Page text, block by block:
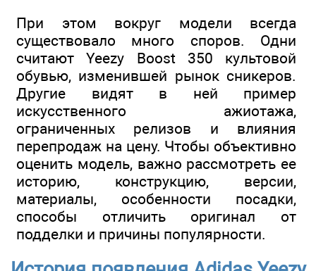
При этом вокруг модели всегда
существовало много споров. Одни
считают Yeezy Boost 350 культовой
обувью, изменившей рынок сникеров.
Другие видят в ней пример
искусственного ажиотажа,
ограниченных релизов и влияния
перепродаж на цену. Чтобы объективно
оценить модель, важно рассмотреть ее
историю, конструкцию, версии,
материалы, особенности посадки,
способы отличить оригинал от
подделки и причины популярности.